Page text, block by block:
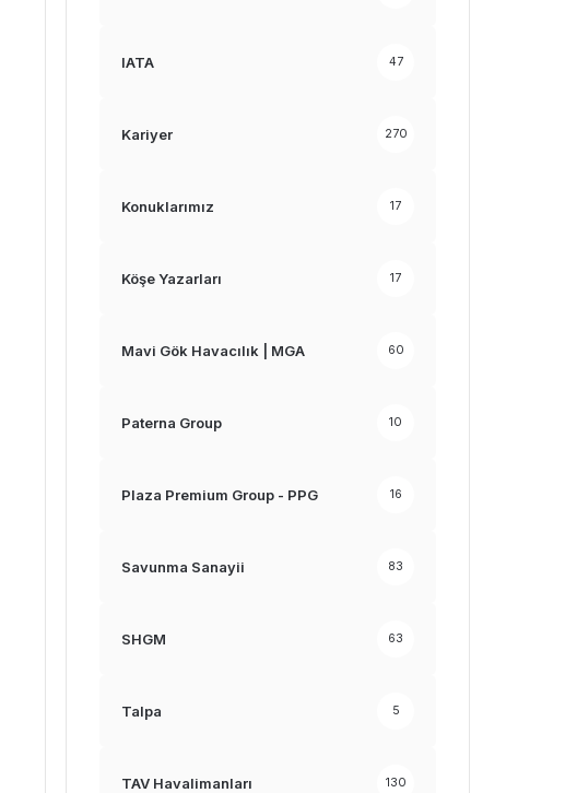
IATA 47
Kariyer 270
Konuklarımız 17
Köşe Yazarları 17
Mavi Gök Havacılık | MGA 60
Paterna Group 10
Plaza Premium Group - PPG 16
Savunma Sanayii 83
SHGM 63
Talpa 5
TAV Havalimanları 130